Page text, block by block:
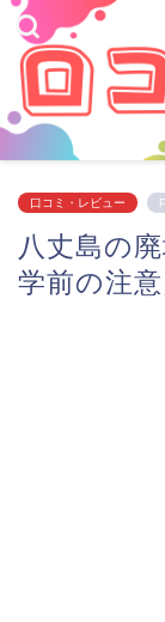
口コミ・レビュー
八丈島の
学前の注